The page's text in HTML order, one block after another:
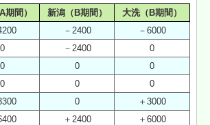
期間） 新潟（B期間）
大洗（B期間）
－2400
－6000
0 －2400
0
0 0
0
0 0
0
0
＋3000
＋2400 ＋6000